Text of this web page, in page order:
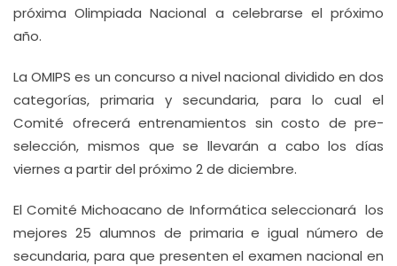
próxima Olimpiada Nacional a celebrarse el próximo
año.
La OMIPS es un concurso a nivel nacional dividido en dos
categorías, primaria y secundaria, para lo cual el
Comité ofrecerá entrenamientos sin costo de pre-
selección, mismos que se llevarán a cabo los días
viernes a partir del próximo 2 de diciembre.
El Comité Michoacano de Informática seleccionará los
mejores 25 alumnos de primaria e igual número de
secundaria, para que presenten el examen nacional en